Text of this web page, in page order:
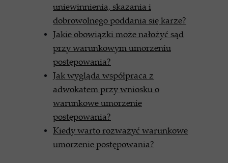
uniewinnienia, skazania i
dobrowolnego poddania się karze?
Jakie obowiązki może nałożyć sąd
przy warunkowym umorzeniu
postępowania?
Jak wygląda współpraca z
adwokatem przy wniosku o
warunkowe umorzenie
postępowania?
Kiedy warto rozważyć warunkowe
umorzenie postępowania?